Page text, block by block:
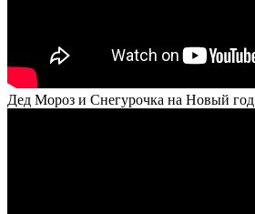
Дед Мороз и Снегурочка на Новый год